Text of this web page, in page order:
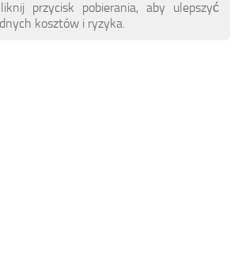
przycisk pobierania, aby ulepszyć
kosztów i ryzyka.